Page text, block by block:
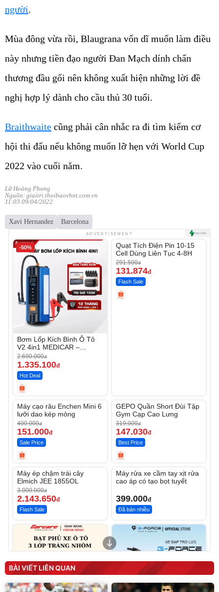
người.
Mùa đông vừa rồi, Blaugrana vốn dĩ muốn làm điều
này nhưng tiền đạo người Đan Mạch dính chấn
thương đầu gối nên không xuất hiện những lời đề
nghị hợp lý dành cho cầu thủ 30 tuổi.
Braithwaite cũng phải cân nhắc ra đi tìm kiếm cơ
hội thi đấu nếu không muốn lỡ hẹn với World Cup
2022 vào cuối năm.
Lữ Hoàng Phong
Nguồn: giaitri.thoibaovhnt.com.vn
11:03 09/04/2022
Xavi Hernandez Barcelona
ADVERTISEMENT
-50%
Bơm Lốp Kích Bình Ô Tô
V2 4in1 MEDICAR –
12.000mAh
2.690.000đ
1.335.100đ
Hot Deal
-54%
Unmute
Quạt Tích Điện Pin 10-15
Cell Dùng Liên Tục 4-8H
291.500đ
131.874đ
Flash Sale
-62%
Máy cạo râu Enchen Mini 6
lưỡi dao kép mỏng
400.000đ
151.000đ
Sale Price
-53%
GEPO Quần Short Đùi Tập
Gym Cạp Cao Lưng
319.000đ
147.030đ
Best Price
-28%
Máy ép chậm trái cây
Elmich JEE 1855OL
3.000.000đ
2.143.650đ
Flash Sale
Máy rửa xe cầm tay xịt rửa
cao áp có tạo bọt tuyết
399.000đ
Đã bán nhiều
BÀI VIẾT LIÊN QUAN